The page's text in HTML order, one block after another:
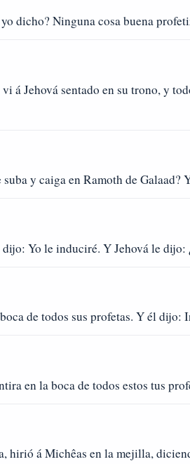
dicho? Ninguna cosa buena
á Jehová sentado en su trono, y
y caiga en Ramoth de Galaad?
Yo le induciré. Y Jehová le dijo:
de todos sus profetas. Y él
en la boca de todos estos tus
hirió á Michêas en la mejilla,